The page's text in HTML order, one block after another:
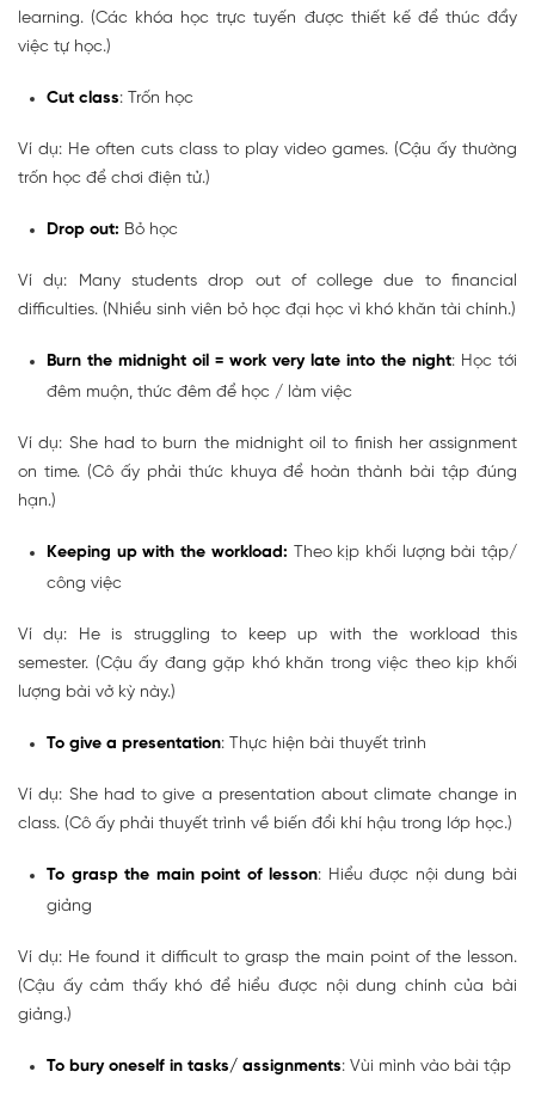
learning. (Các khóa học trực tuyến được thiết kế để thúc đẩy
việc tự học.)
Cut class: Trốn học
Ví dụ: He often cuts class to play video games. (Cậu ấy thường
trốn học để chơi điện tử.)
Drop out: Bỏ học
Ví dụ: Many students drop out of college due to financial
difficulties. (Nhiều sinh viên bỏ học đại học vì khó khăn tài chính.)
Burn the midnight oil = work very late into the night: Học tới
đêm muộn, thức đêm để học / làm việc
Ví dụ: She had to burn the midnight oil to finish her assignment
on time. (Cô ấy phải thức khuya để hoàn thành bài tập đúng
hạn.)
Keeping up with the workload: Theo kịp khối lượng bài tập/
công việc
Ví dụ: He is struggling to keep up with the workload this
semester. (Cậu ấy đang gặp khó khăn trong việc theo kịp khối
lượng bài vở kỳ này.)
To give a presentation: Thực hiện bài thuyết trình
Ví dụ: She had to give a presentation about climate change in
class. (Cô ấy phải thuyết trình về biến đổi khí hậu trong lớp học.)
To grasp the main point of lesson: Hiểu được nội dung bài
giảng
Ví dụ: He found it difficult to grasp the main point of the lesson.
(Cậu ấy cảm thấy khó để hiểu được nội dung chính của bài
giảng.)
To bury oneself in tasks/ assignments: Vùi mình vào bài tập